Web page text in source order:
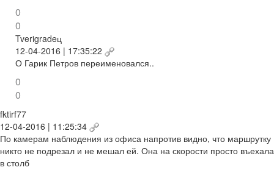
0
0
Tverigradeц
12-04-2016 | 17:35:22
О Гарик Петров переименовался..
0
0
fktirf77
12-04-2016 | 11:25:34
По камерам наблюдения из офиса напротив видно, что маршрутку
никто не подрезал и не мешал ей. Она на скорости просто въехала
в столб